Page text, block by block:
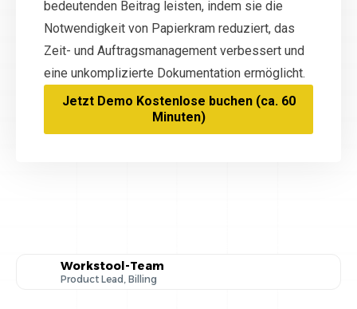
bedeutenden Beitrag leisten, indem sie die
Notwendigkeit von Papierkram reduziert, das
Zeit- und Auftragsmanagement verbessert und
eine unkomplizierte Dokumentation ermöglicht.
Jetzt Demo Kostenlose buchen (ca. 60
Minuten)
Workstool-Team
Product Lead, Billing